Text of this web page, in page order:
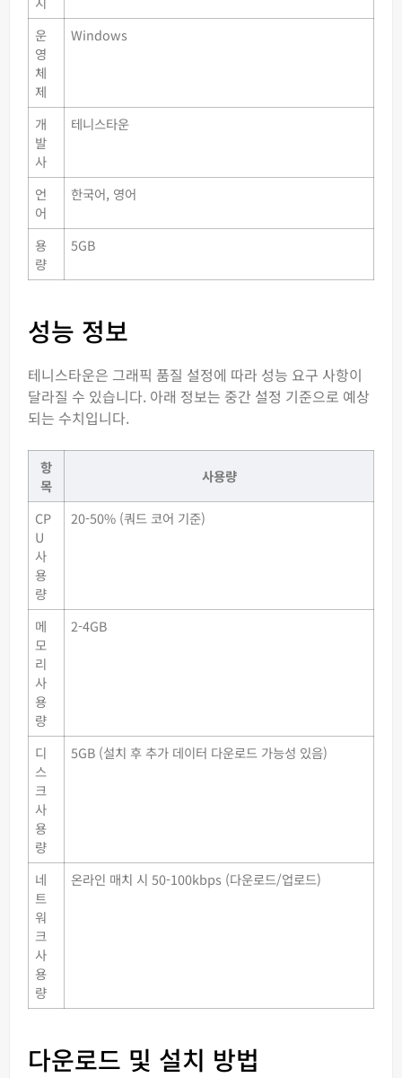
운
영
체
제
Windows
개
발
사
테니스타운
언
어
한국어, 영어
용
량
5GB
성능 정보
테니스타운은 그래픽 품질 설정에 따라 성능 요구 사항이
달라질 수 있습니다. 아래 정보는 중간 설정 기준으로 예상
되는 수치입니다.
항
목
사용량
CP
U
사
용
량
20-50% (쿼드 코어 기준)
메
모
리
사
용
량
2-4GB
디
스
크
사
용
량
5GB (설치 후 추가 데이터 다운로드 가능성 있음)
네
트
워
크
사
용
량
온라인 매치 시 50-100kbps (다운로드/업로드)
다운로드 및 설치 방법